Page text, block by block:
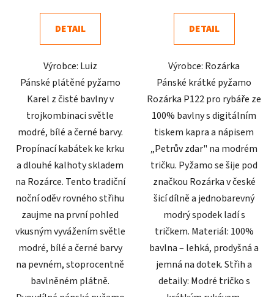
4,5
z
hvězdiček.
DETAIL
Výrobce: Luiz
Pánské plátěné pyžamo
Karel z čisté bavlny v
trojkombinaci světle
modré, bílé a černé barvy.
Propínací kabátek ke krku
a dlouhé kalhoty skladem
na Rozárce. Tento tradiční
noční oděv rovného střihu
zaujme na první pohled
vkusným vyvážením světle
modré, bílé a černé barvy
na pevném, stoprocentně
bavlněném plátně.
5,0
z
hvězdiček.
DETAIL
Výrobce: Rozárka
Pánské krátké pyžamo
Rozárka P122 pro rybáře ze
100% bavlny s digitálním
tiskem kapra a nápisem
„Petrův zdar" na modrém
tričku. Pyžamo se šije pod
značkou Rozárka v české
šicí dílně a jednobarevný
modrý spodek ladí s
tričkem. Materiál: 100%
bavlna – lehká, prodyšná a
jemná na dotek. Střih a
detaily: Modré tričko s